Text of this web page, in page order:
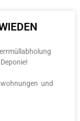
und